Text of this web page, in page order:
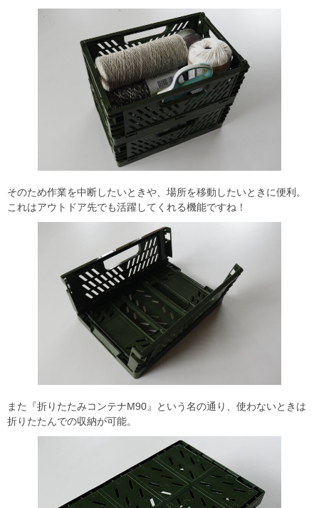
そのため作業を中断したいときや、場所を移動したいときに便利。
これはアウトドア先でも活躍してくれる機能ですね！
また『折りたたみコンテナM90』という名の通り、使わないときは
折りたたんでの収納が可能。